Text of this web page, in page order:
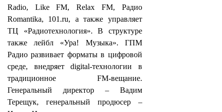
Radio, Like FM, Relax FM, Радио
Romantika, 101.ru, а также управляет
ТЦ «Радиотехнология». В структуре
также лейбл «Ура! Музыка». ГПМ
Радио развивает форматы в цифровой
среде, внедряет digital-технологии в
традиционное FM-вещание.
Генеральный директор – Вадим
Терещук, генеральный продюсер –